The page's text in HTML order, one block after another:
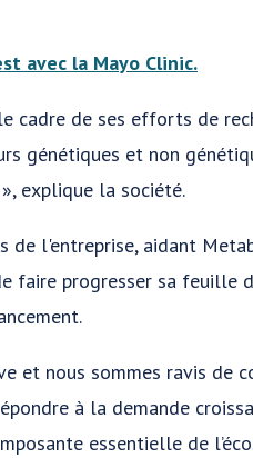
avec la Mayo Clinic.
cadre de ses efforts de
génétiques et non
explique la société.
de l'entreprise, aidant
faire progresser sa feuille
et nous sommes ravis de
à la demande
essentielle de